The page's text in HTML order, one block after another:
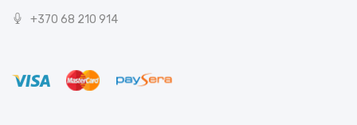
+370 68 210 914